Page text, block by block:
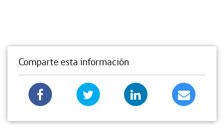
Comparte esta información